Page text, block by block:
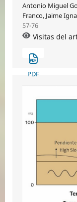
Antonio Miguel
Franco, Jaime
57-76
Visitas del
PDF